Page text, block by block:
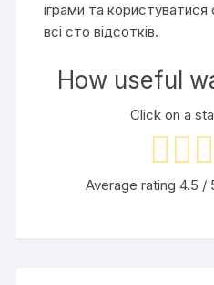
іграми та
всі сто відсотків.
How useful
Click on a
Average rating 4.5 /